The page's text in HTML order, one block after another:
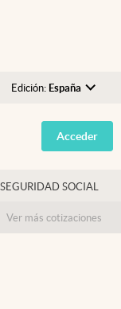
Edición: España
Argentina
España
USA
Colombia
Acceder
SEGURIDAD SOCIAL
Ver más cotizaciones